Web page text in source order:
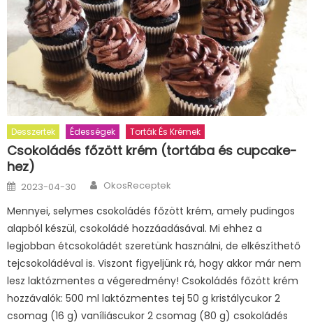
Desszertek Édességek Torták És Krémek
Csokoládés főzött krém (tortába és cupcake-
hez)
Posted
on
2023-04-30 Author
OkosReceptek
Mennyei, selymes csokoládés főzött krém, amely pudingos
alapból készül, csokoládé hozzáadásával. Mi ehhez a
legjobban étcsokoládét szeretünk használni, de elkészíthető
tejcsokoládéval is. Viszont figyeljünk rá, hogy akkor már nem
lesz laktózmentes a végeredmény! Csokoládés főzött krém
hozzávalók: 500 ml laktózmentes tej 50 g kristálycukor 2
csomag (16 g) vaníliáscukor 2 csomag (80 g) csokoládés